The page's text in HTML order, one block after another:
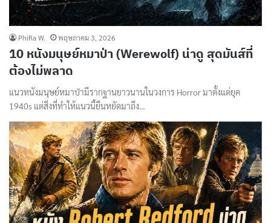
PhiRa W. พฤษภาคม 3, 2026
10 หนังมนุษย์หมาป่า (Werewolf) น่าดู สุดมันส์ที่
ต้องไม่พลาด
แนวหนังมนุษย์หมาป่ามีรากฐานยาวนานในวงการ Horror มาตั้งแต่ยุค
1940s แต่สิ่งที่ทำให้แนวนี้ยืนหยัดมาถึง…